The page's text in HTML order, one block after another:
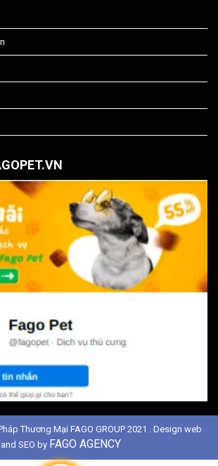
Thương Mại FAGO GROUP 2021 . Design web
and SEO by FAGO AGENCY